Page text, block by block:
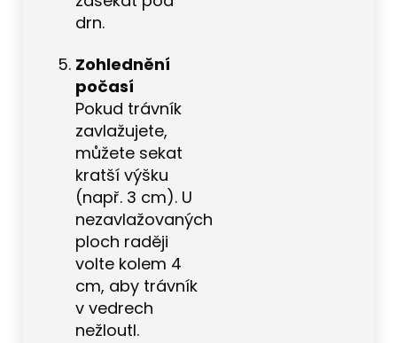
drn.
Zohlednění
počasí
Pokud trávník
zavlažujete,
můžete sekat
kratší výšku
(např. 3 cm). U
nezavlažovaných
ploch raději
volte kolem 4
cm, aby trávník
v vedrech
nežloutl.